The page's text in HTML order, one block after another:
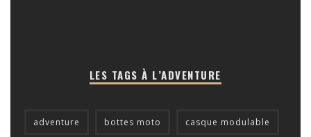
LES TAGS À L’ADVENTURE
adventure bottes moto casque modulable